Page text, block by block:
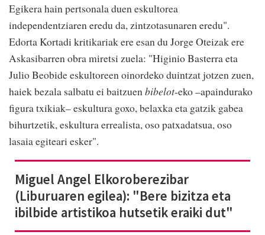
Egikera hain pertsonala duen eskultorea
independentziaren eredu da, zintzotasunaren eredu".
Edorta Kortadi kritikariak ere esan du Jorge Oteizak ere
Askasibarren obra miretsi zuela: "Higinio Basterra eta
Julio Beobide eskultoreen oinordeko duintzat jotzen zuen,
haiek bezala salbatu ei baitzuenbibelot-eko –apaindurako
figura txikiak– eskultura goxo, belaxka eta gatzik gabea
bihurtzetik, eskultura errealista, oso patxadatsua, oso
lasaia egiteari esker".
Miguel Angel Elkoroberezibar
(Liburuaren egilea): "Bere bizitza eta
ibilbide artistikoa hutsetik eraiki dut"